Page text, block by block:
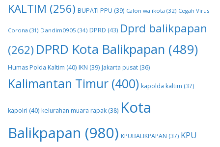
KALTIM (256) BUPATI PPU (39) Calon walikota (32) Cegah Virus
Corona (31) Dandim0905 (34) DPRD (43) Dprd balikpapan
(262) DPRD Kota Balikpapan (489)
Humas Polda Kaltim (40) IKN (39) Jakarta pusat (36)
Kalimantan Timur (400) kapolda kaltim (37)
kapolri (40) kelurahan muara rapak (38) Kota
Balikpapan (980) KPUBALIKPAPAN (37) KPU